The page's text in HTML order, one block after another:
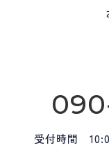
受付時間